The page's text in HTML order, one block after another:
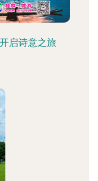
启诗意之旅